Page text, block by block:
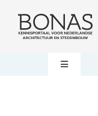
naar
BerichtenToggle